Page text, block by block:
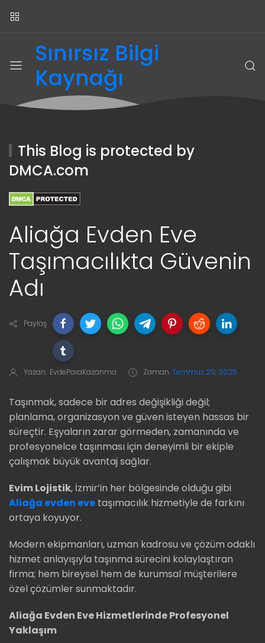
Sınırsız Bilgi
Kaynağı
This Blog is protected by
DMCA.com
Aliağa Evden Eve
Taşımacılıkta Güvenin
Adı
Paylaş
Yazan: EvdeParaKazanma Zaman Temmuz 20, 2025
Taşınmak, sadece bir adres değişikliği değil;
planlama, organizasyon ve güven isteyen hassas bir
süreçtir. Eşyaların zarar görmeden, zamanında ve
profesyonelce taşınması için deneyimli bir ekiple
çalışmak büyük avantaj sağlar.
Evim Lojistik, İzmir’in her bölgesinde olduğu gibi
Aliağa evden eve taşımacılık hizmetiyle de farkını
ortaya koyuyor.
Modern ekipmanları, uzman kadrosu ve çözüm odaklı
hizmet anlayışıyla taşınma sürecini kolaylaştıran
firma; hem bireysel hem de kurumsal müşterilere
özel çözümler sunmaktadır.
Aliağa Evden Eve Hizmetlerinde Profesyonel
Yaklaşım